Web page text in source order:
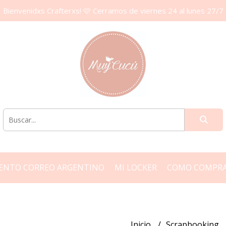
Bienvenidxs Crafterxs! 🩷 Cerramos de viernes 24 al lunes 27/7
CORREO ARGENTINO MI LOCKER COMO